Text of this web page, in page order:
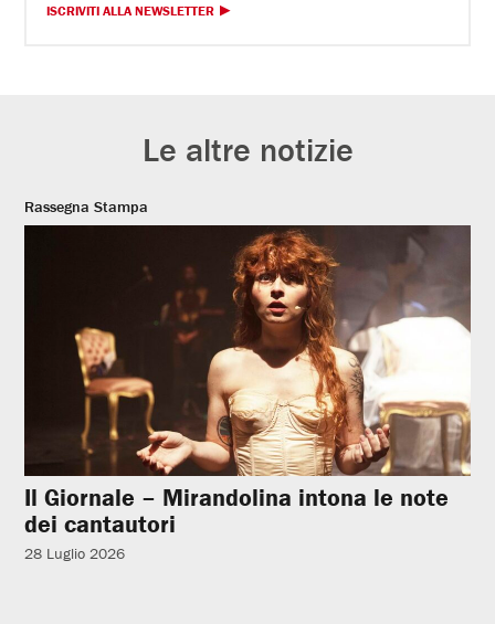
ISCRIVITI ALLA NEWSLETTER
Le altre notizie
Rassegna Stampa
Il Giornale – Mirandolina intona le note
dei cantautori
28 Luglio 2026